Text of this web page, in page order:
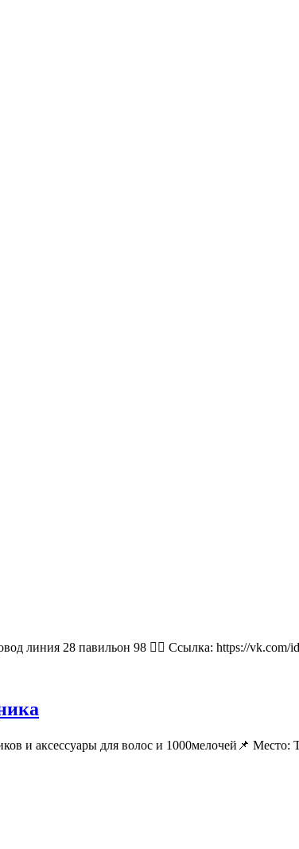
линия 28 павильон 98 👉🏻 Ссылка: https://vk.com/
и аксессуары для волос и 1000мелочей📌